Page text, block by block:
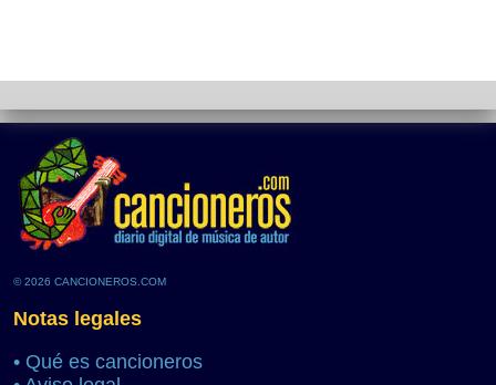
© 2026 CANCIONEROS.COM
Notas legales
• Qué es cancioneros